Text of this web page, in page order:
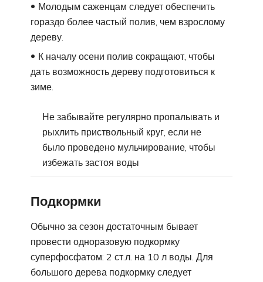
Молодым саженцам следует обеспечить
гораздо более частый полив, чем взрослому
дереву.
К началу осени полив сокращают, чтобы
дать возможность дереву подготовиться к
зиме.
Не забывайте регулярно пропалывать и
рыхлить приствольный круг, если не
было проведено мульчирование, чтобы
избежать застоя воды
Подкормки
Обычно за сезон достаточным бывает
провести одноразовую подкормку
суперфосфатом: 2 ст.л. на 10 л воды. Для
большого дерева подкормку следует